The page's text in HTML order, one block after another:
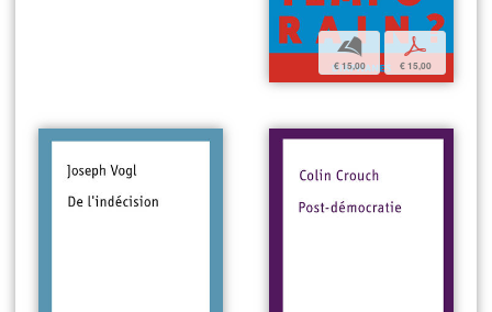
b
€ 15,00
p
€ 15,00